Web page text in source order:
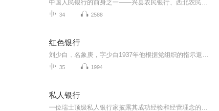
34 2588
红色银行
35 1994
私人银行